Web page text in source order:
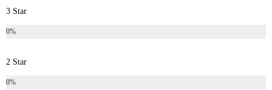
3 Star
0%
2 Star
0%